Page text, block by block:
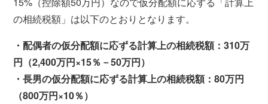
の相続税額」は以下のとおりとなります。
・配偶者の仮分配額に応ずる計算上の相続税額：310万
円（2,400万円×15％－50万円）
・長男の仮分配額に応ずる計算上の相続税額：80万円
（800万円×10％）